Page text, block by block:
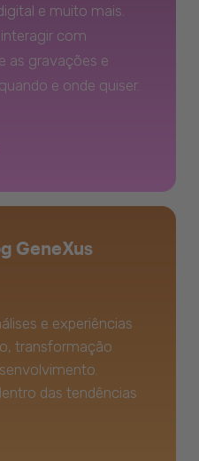
e muito mais.
com
as gravações e
e onde quiser.
GeneXus
e experiências
transformação
das tendências